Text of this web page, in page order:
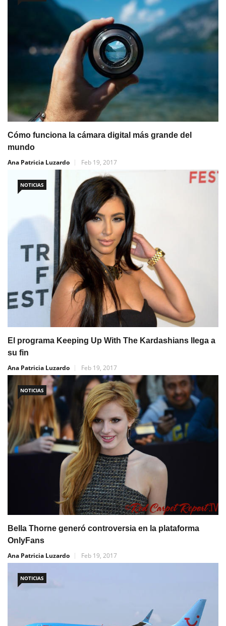
Cómo funciona la cámara digital más grande del
mundo
Ana Patricia Luzardo
Feb 19, 2017
NOTICIAS
El programa Keeping Up With The Kardashians llega a
su fin
Ana Patricia Luzardo
Feb 19, 2017
NOTICIAS
Bella Thorne generó controversia en la plataforma
OnlyFans
Ana Patricia Luzardo
Feb 19, 2017
NOTICIAS